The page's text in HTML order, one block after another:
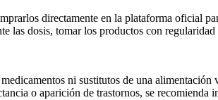
directamente en la plataforma oficial
las dosis, tomar los productos con
ni sustitutos de una
o aparición de trastornos, se